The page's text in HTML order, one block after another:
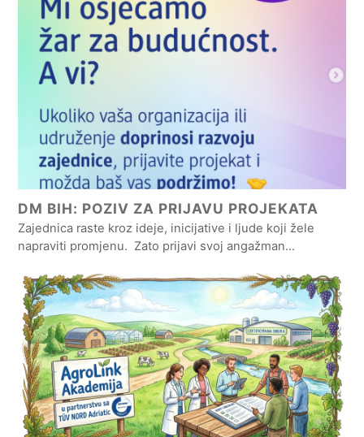
DM BIH: POZIV ZA PRIJAVU PROJEKATA
Zajednica raste kroz ideje, inicijative i ljude koji žele
napraviti promjenu. Zato prijavi svoj angažman…